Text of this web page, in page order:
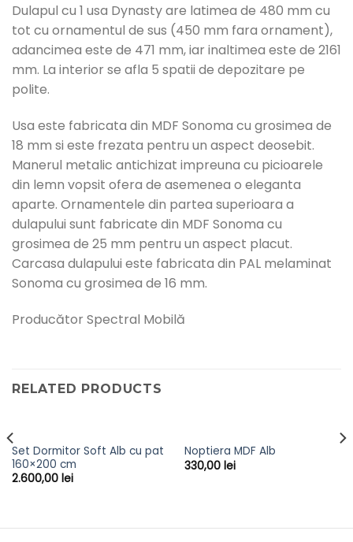
Dulapul cu 1 usa Dynasty are latimea de 480 mm cu
tot cu ornamentul de sus (450 mm fara ornament),
adancimea este de 471 mm, iar inaltimea este de 2161
mm. La interior se afla 5 spatii de depozitare pe
polite.
Usa este fabricata din MDF Sonoma cu grosimea de
18 mm si este frezata pentru un aspect deosebit.
Manerul metalic antichizat impreuna cu picioarele
din lemn vopsit ofera de asemenea o eleganta
aparte. Ornamentele din partea superioara a
dulapului sunt fabricate din MDF Sonoma cu
grosimea de 25 mm pentru un aspect placut.
Carcasa dulapului este fabricata din PAL melaminat
Sonoma cu grosimea de 16 mm.
Producător Spectral Mobilă
RELATED PRODUCTS
Set Dormitor Soft Alb cu pat
160×200 cm
2.600,00 lei
Noptiera MDF Alb
330,00 lei